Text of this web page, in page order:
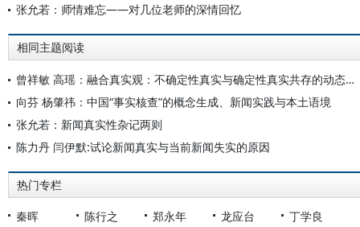
张允若：师情难忘——对几位老师的深情回忆
相同主题阅读
曾祥敏 高瑶：融合真实观：不确定性真实与确定性真实共存的动态平衡
向芬 杨肇祎：中国“事实核查”的概念生成、新闻实践与本土语境
张允若：新闻真实性杂记两则
陈力丹 闫伊默:试论新闻真实与当前新闻失实的原因
热门专栏
秦晖 陈行之 郑永年 龙应台
丁学良